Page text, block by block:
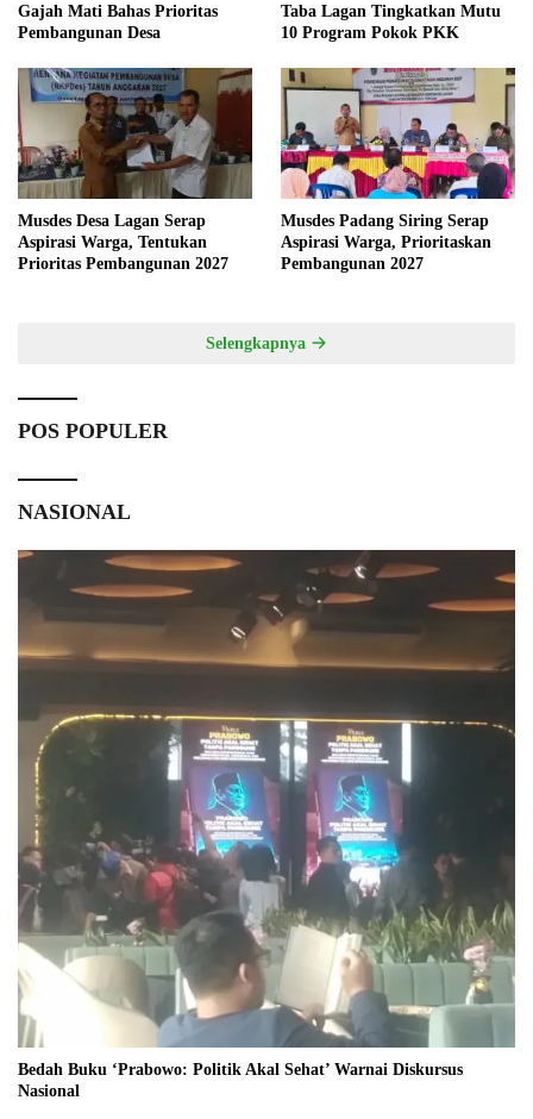
Gajah Mati Bahas Prioritas
Pembangunan Desa
Taba Lagan Tingkatkan Mutu
10 Program Pokok PKK
Musdes Desa Lagan Serap
Aspirasi Warga, Tentukan
Prioritas Pembangunan 2027
Musdes Padang Siring Serap
Aspirasi Warga, Prioritaskan
Pembangunan 2027
Selengkapnya
POS POPULER
NASIONAL
Bedah Buku ‘Prabowo: Politik Akal Sehat’ Warnai Diskursus
Nasional